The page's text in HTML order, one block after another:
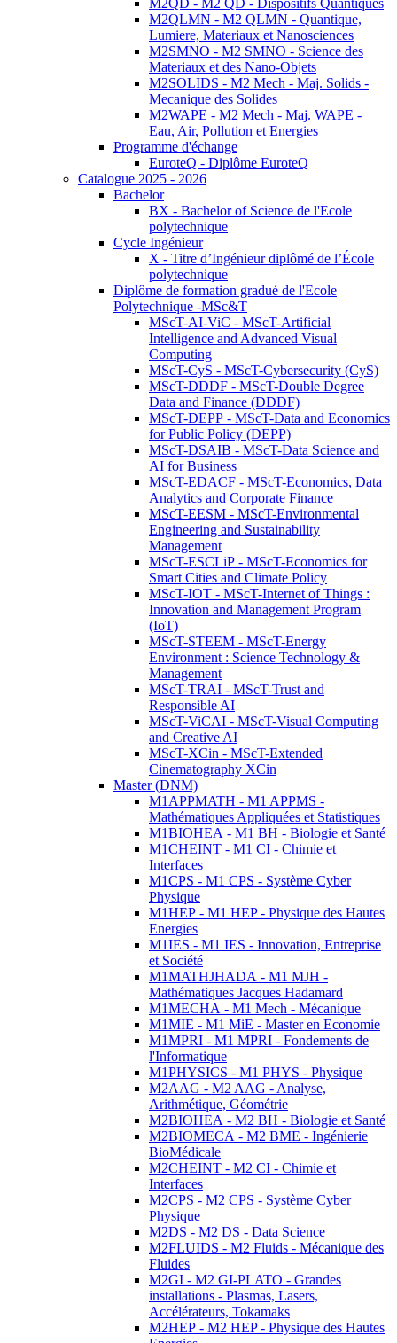
M2QD - M2 QD - Dispositifs Quantiques
M2QLMN - M2 QLMN - Quantique,
Lumiere, Materiaux et Nanosciences
M2SMNO - M2 SMNO - Science des
Materiaux et des Nano-Objets
M2SOLIDS - M2 Mech - Maj. Solids -
Mecanique des Solides
M2WAPE - M2 Mech - Maj. WAPE -
Eau, Air, Pollution et Energies
Programme d'échange
EuroteQ - Diplôme EuroteQ
Catalogue 2025 - 2026
Bachelor
BX - Bachelor of Science de l'Ecole
polytechnique
Cycle Ingénieur
X - Titre d’Ingénieur diplômé de l’École
polytechnique
Diplôme de formation gradué de l'Ecole
Polytechnique -MSc&T
MScT-AI-ViC - MScT-Artificial
Intelligence and Advanced Visual
Computing
MScT-CyS - MScT-Cybersecurity (CyS)
MScT-DDDF - MScT-Double Degree
Data and Finance (DDDF)
MScT-DEPP - MScT-Data and Economics
for Public Policy (DEPP)
MScT-DSAIB - MScT-Data Science and
AI for Business
MScT-EDACF - MScT-Economics, Data
Analytics and Corporate Finance
MScT-EESM - MScT-Environmental
Engineering and Sustainability
Management
MScT-ESCLiP - MScT-Economics for
Smart Cities and Climate Policy
MScT-IOT - MScT-Internet of Things :
Innovation and Management Program
(IoT)
MScT-STEEM - MScT-Energy
Environment : Science Technology &
Management
MScT-TRAI - MScT-Trust and
Responsible AI
MScT-ViCAI - MScT-Visual Computing
and Creative AI
MScT-XCin - MScT-Extended
Cinematography XCin
Master (DNM)
M1APPMATH - M1 APPMS -
Mathématiques Appliquées et Statistiques
M1BIOHEA - M1 BH - Biologie et Santé
M1CHEINT - M1 CI - Chimie et
Interfaces
M1CPS - M1 CPS - Système Cyber
Physique
M1HEP - M1 HEP - Physique des Hautes
Energies
M1IES - M1 IES - Innovation, Entreprise
et Société
M1MATHJHADA - M1 MJH -
Mathématiques Jacques Hadamard
M1MECHA - M1 Mech - Mécanique
M1MIE - M1 MiE - Master en Economie
M1MPRI - M1 MPRI - Fondements de
l'Informatique
M1PHYSICS - M1 PHYS - Physique
M2AAG - M2 AAG - Analyse,
Arithmétique, Géométrie
M2BIOHEA - M2 BH - Biologie et Santé
M2BIOMECA - M2 BME - Ingénierie
BioMédicale
M2CHEINT - M2 CI - Chimie et
Interfaces
M2CPS - M2 CPS - Système Cyber
Physique
M2DS - M2 DS - Data Science
M2FLUIDS - M2 Fluids - Mécanique des
Fluides
M2GI - M2 GI-PLATO - Grandes
installations - Plasmas, Lasers,
Accélérateurs, Tokamaks
M2HEP - M2 HEP - Physique des Hautes